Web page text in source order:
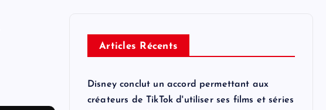
Articles Récents
Disney conclut un accord permettant aux
créateurs de TikTok d'utiliser ses films et séries